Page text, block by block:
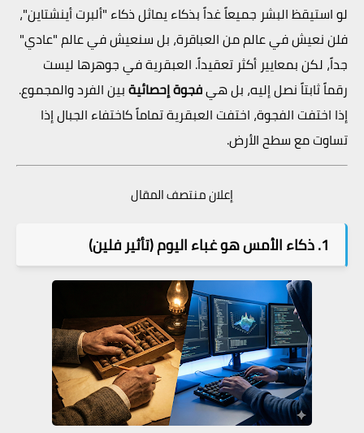
لو استيقظ البشر جميعاً غداً بذكاء يماثل ذكاء "ألبرت أينشتاين"،
فلن نعيش في عالم من العباقرة، بل سنعيش في عالم "عادي"
جداً، لكن بمعايير أكثر تعقيداً. العبقرية في جوهرها ليست
رقماً ثابتاً نصل إليه، بل هيفجوة إحصائيةبين الفرد والمجموع.
إذا اختفت الفجوة، اختفت العبقرية تماماً كاختفاء الجبال إذا
تساوت مع سطح الأرض.
إعلان منتصف المقال
1. ذكاء الأمس هو غباء اليوم (تأثير فلين)